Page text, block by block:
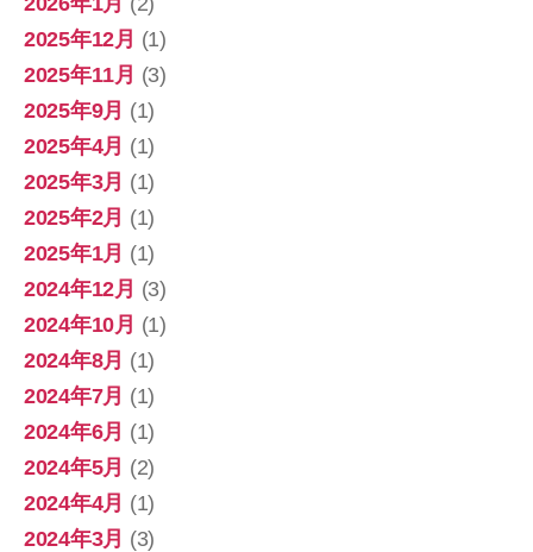
2025年12月 (1)
2025年11月 (3)
2025年9月 (1)
2025年4月 (1)
2025年3月 (1)
2025年2月 (1)
2025年1月 (1)
2024年12月 (3)
2024年10月 (1)
2024年8月 (1)
2024年7月 (1)
2024年6月 (1)
2024年5月 (2)
2024年4月 (1)
2024年3月 (3)